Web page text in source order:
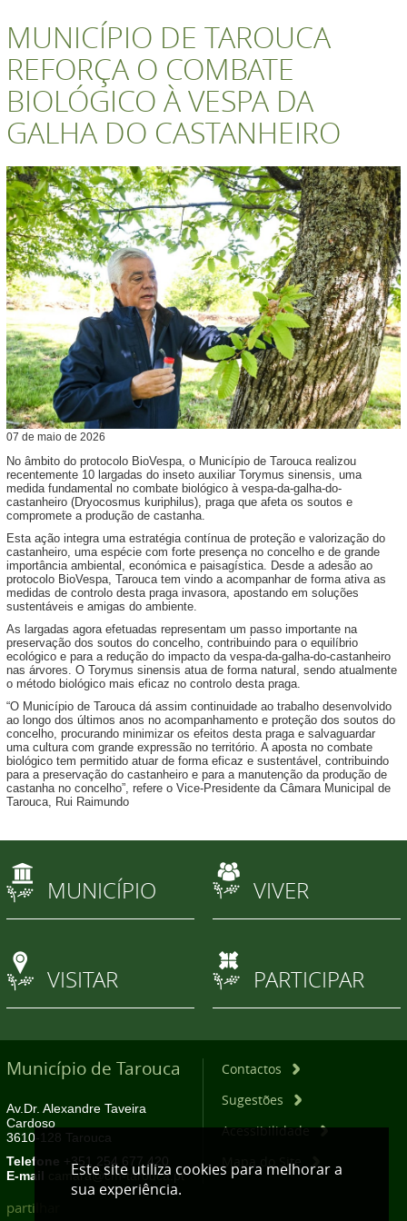
MUNICÍPIO DE TAROUCA
REFORÇA O COMBATE
BIOLÓGICO À VESPA DA
GALHA DO CASTANHEIRO
07 de maio de 2026
No âmbito do protocolo BioVespa, o Município de Tarouca realizou
recentemente 10 largadas do inseto auxiliar Torymus sinensis, uma
medida fundamental no combate biológico à vespa-da-galha-do-
castanheiro (Dryocosmus kuriphilus), praga que afeta os soutos e
compromete a produção de castanha.
Esta ação integra uma estratégia contínua de proteção e valorização do
castanheiro, uma espécie com forte presença no concelho e de grande
importância ambiental, económica e paisagística. Desde a adesão ao
protocolo BioVespa, Tarouca tem vindo a acompanhar de forma ativa as
medidas de controlo desta praga invasora, apostando em soluções
sustentáveis e amigas do ambiente.
As largadas agora efetuadas representam um passo importante na
preservação dos soutos do concelho, contribuindo para o equilíbrio
ecológico e para a redução do impacto da vespa-da-galha-do-castanheiro
nas árvores. O Torymus sinensis atua de forma natural, sendo atualmente
o método biológico mais eficaz no controlo desta praga.
“O Município de Tarouca dá assim continuidade ao trabalho desenvolvido
ao longo dos últimos anos no acompanhamento e proteção dos soutos do
concelho, procurando minimizar os efeitos desta praga e salvaguardar
uma cultura com grande expressão no território. A aposta no combate
biológico tem permitido atuar de forma eficaz e sustentável, contribuindo
para a preservação do castanheiro e para a manutenção da produção de
castanha no concelho”, refere o Vice-Presidente da Câmara Municipal de
Tarouca, Rui Raimundo
MUNICÍPIO VIVER
VISITAR PARTICIPAR
Município de Tarouca
Av.Dr. Alexandre Taveira
Cardoso
3610-128 Tarouca
Telefone +351 254 677 420
E-mail
camara@cm-tarouca.pt
Contactos
Sugestões
Acessibilidade
Mapa do Site
partilhar
Este site utiliza cookies para melhorar a
sua experiência.